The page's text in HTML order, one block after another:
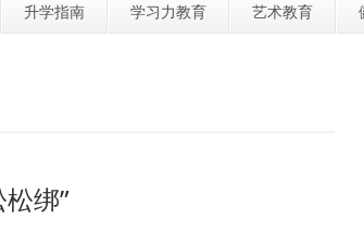
升学指南 学习力教育 艺术教育
绑”